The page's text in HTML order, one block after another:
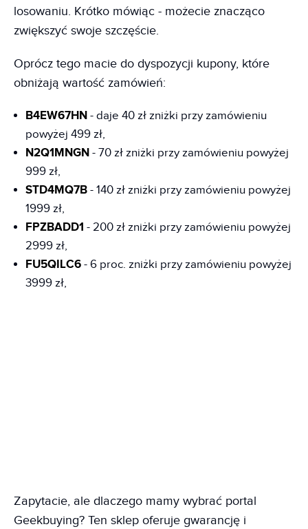
losowaniu. Krótko mówiąc - możecie znacząco
zwiększyć swoje szczęście.
Oprócz tego macie do dyspozycji kupony, które
obniżają wartość zamówień:
B4EW67HN - daje 40 zł zniżki przy zamówieniu
powyżej 499 zł,
N2Q1MNGN - 70 zł zniżki przy zamówieniu powyżej
999 zł,
STD4MQ7B - 140 zł zniżki przy zamówieniu powyżej
1999 zł,
FPZBADD1 - 200 zł zniżki przy zamówieniu powyżej
2999 zł,
FU5QILC6 - 6 proc. zniżki przy zamówieniu powyżej
3999 zł,
Zapytacie, ale dlaczego mamy wybrać portal
Geekbuying? Ten sklep oferuje gwarancję i